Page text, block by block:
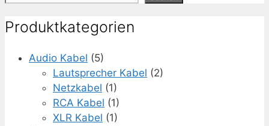
Produktkategorien
Audio Kabel (5)
Lautsprecher Kabel (2)
Netzkabel (1)
RCA Kabel (1)
XLR Kabel (1)